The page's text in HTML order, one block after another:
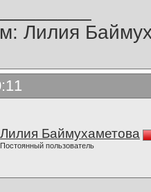
Лилия
Лилия Баймухаметова
Постоянный пользователь